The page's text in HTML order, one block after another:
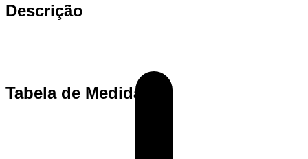
Descrição
Tabela de Medidas